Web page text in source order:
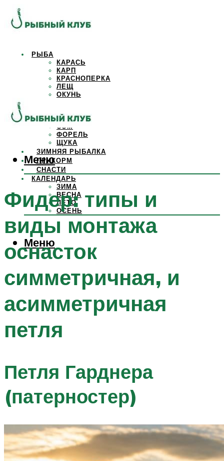
РЫБА
КАРАСЬ
КАРП
КРАСНОПЕРКА
ЛЕЩ
ОКУНЬ
САЗАН
СОМ
ФОРЕЛЬ
ЩУКА
ЗИМНЯЯ РЫБАЛКА
ПРИКОРМ
СНАСТИ
КАЛЕНДАРЬ
ЗИМА
ВЕСНА
ЛЕТО
ОСЕНЬ
Меню
Меню
Фидер: типы и
виды монтажа
оснасток
симметричная, и
асимметричная
петля
Петля Гарднера
(патерностер)